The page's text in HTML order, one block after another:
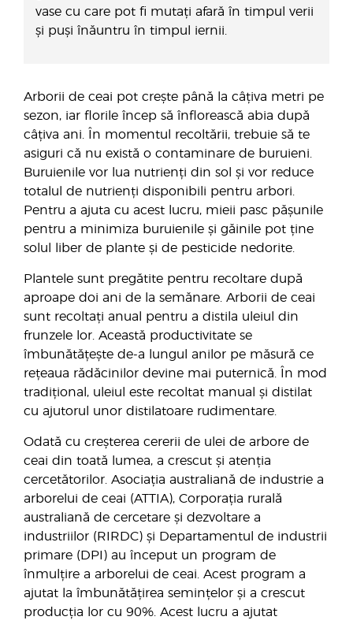
vase cu care pot fi mutați afară în timpul verii
și puși înăuntru în timpul iernii.
Arborii de ceai pot crește până la câțiva metri pe
sezon, iar florile încep să înflorească abia după
câțiva ani. În momentul recoltării, trebuie să te
asiguri că nu există o contaminare de buruieni.
Buruienile vor lua nutrienți din sol și vor reduce
totalul de nutrienți disponibili pentru arbori.
Pentru a ajuta cu acest lucru, mieii pasc pășunile
pentru a minimiza buruienile și găinile pot ține
solul liber de plante și de pesticide nedorite.
Plantele sunt pregătite pentru recoltare după
aproape doi ani de la semănare. Arborii de ceai
sunt recoltați anual pentru a distila uleiul din
frunzele lor. Această productivitate se
îmbunătățește de-a lungul anilor pe măsură ce
rețeaua rădăcinilor devine mai puternică. În mod
tradițional, uleiul este recoltat manual și distilat
cu ajutorul unor distilatoare rudimentare.
Odată cu creșterea cererii de ulei de arbore de
ceai din toată lumea, a crescut și atenția
cercetătorilor. Asociația australiană de industrie a
arborelui de ceai (ATTIA), Corporația rurală
australiană de cercetare și dezvoltare a
industriilor (RIRDC) și Departamentul de industrii
primare (DPI) au început un program de
înmulțire a arborelui de ceai. Acest program a
ajutat la îmbunătățirea semințelor și a crescut
producția lor cu 90%. Acest lucru a ajutat